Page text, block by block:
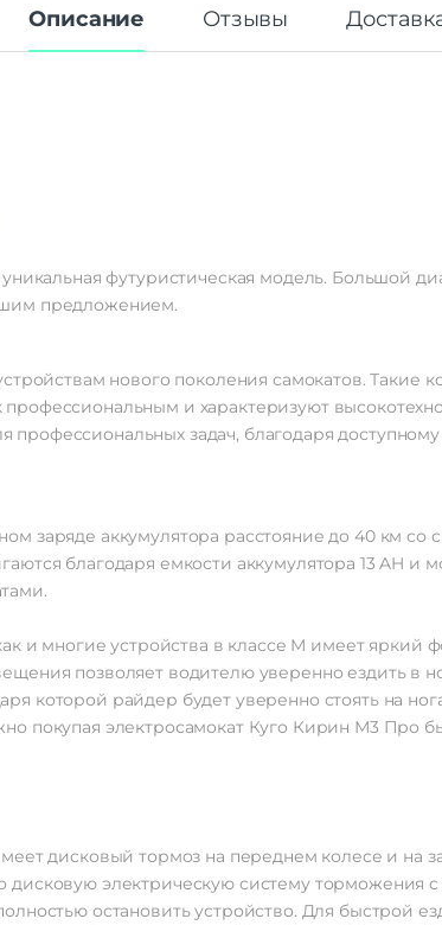
Описание Отзывы
футуристическая модель. Большой
предложением.
нового поколения самокатов. Такие
и характеризуют
задач, благодаря
заряде аккумулятора расстояние до 40 км со
благодаря емкости аккумулятора 13 AH
и многие устройства в классе M имеет яркий
позволяет водителю уверенно ездить в
которой райдер будет уверенно стоять на
покупая электросамокат Куго Кирин М3 Про
дисковый тормоз на переднем колесе и на
дисковую электрическую систему торможения
остановить устройство. Для быстрой